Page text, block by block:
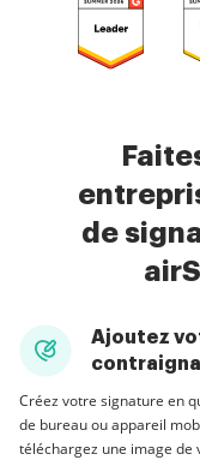
de
Ajoutez
Créez votre signature en
de bureau ou appareil
téléchargez une image de